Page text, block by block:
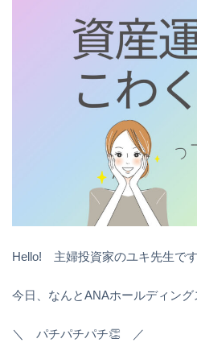
Hello! 主婦投資家のユキ先生です
今日、なんとANAホールディング
＼ パチパチパチ👏 ／